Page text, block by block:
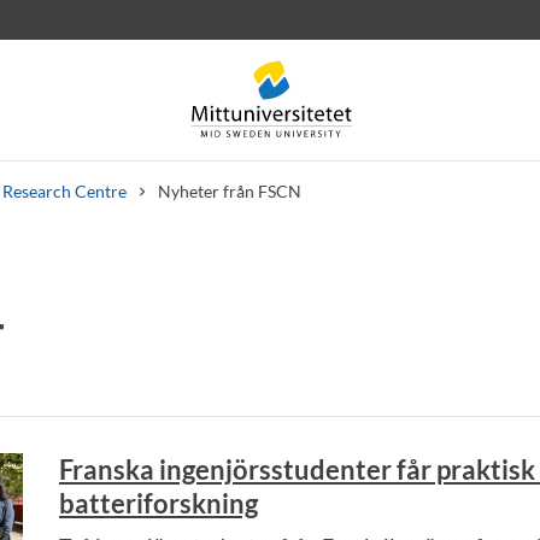
Research Centre Nyheter från FSCN
Franska ingenjörsstudenter får
batteriforskning